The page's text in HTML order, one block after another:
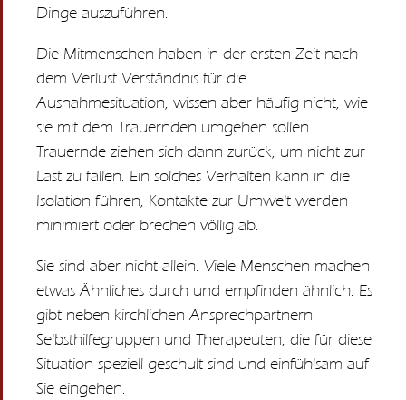
Dinge auszuführen.
Die Mitmenschen haben in der ersten Zeit nach
dem Verlust Verständnis für die
Ausnahmesituation, wissen aber häufig nicht, wie
sie mit dem Trauernden umgehen sollen.
Trauernde ziehen sich dann zurück, um nicht zur
Last zu fallen. Ein solches Verhalten kann in die
Isolation führen, Kontakte zur Umwelt werden
minimiert oder brechen völlig ab.
Sie sind aber nicht allein. Viele Menschen machen
etwas Ähnliches durch und empfinden ähnlich. Es
gibt neben kirchlichen Ansprechpartnern
Selbsthilfegruppen und Therapeuten, die für diese
Situation speziell geschult sind und einfühlsam auf
Sie eingehen.